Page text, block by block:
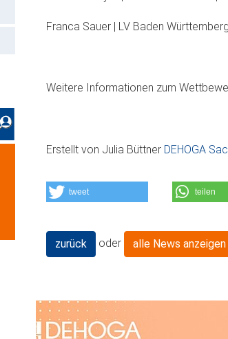
Franca Sauer | LV Baden
Weitere Informationen zum
Erstellt von Julia Büttner DEHOGA
tweet teilen
zurück oder alle News anzeigen